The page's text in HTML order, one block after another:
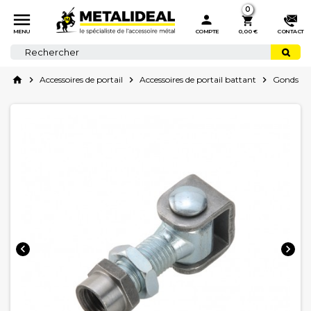

MENU

COMPTE

0,00 €
0
CONTACT
home  Accessoires de portail  Accessoires de portail battant  Gonds
 